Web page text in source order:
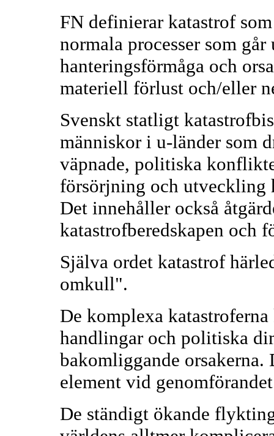
FN definierar katastrof
normala processer som
hanteringsförmåga och
materiell förlust och/eller
Svenskt statligt
människor i u-länder som
väpnade, politiska
försörjning och utveckling
Det innehåller också
katastrofberedskapen och
Själva ordet katastrof
omkull".
De komplexa
handlingar och politiska
bakomliggande orsakerna.
element vid
De ständigt ökande